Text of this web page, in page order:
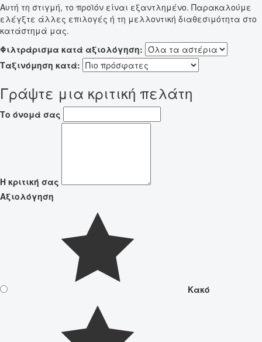
Αυτή τη στιγμή, το προϊόν είναι εξαντλημένο. Παρακαλούμε
ελέγξτε άλλες επιλογές ή τη μελλοντική διαθεσιμότητα στο
κατάστημά μας.
Φιλτράρισμα κατά αξιολόγηση:
Ταξινόμηση κατά:
Γράψτε μια κριτική πελάτη
Το όνομά σας
Η κριτική σας
Αξιολόγηση
Κακό